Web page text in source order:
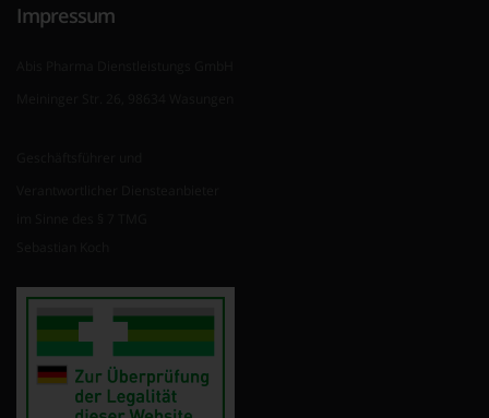
Impressum